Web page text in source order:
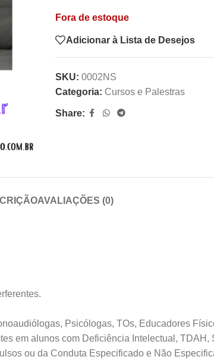
Fora de estoque
Adicionar à Lista de Desejos
SKU: 0002NS
Categoria: Cursos e Palestras
Share:
AVALIAÇÕES (0)
Psicólogas, TOs, Educadores
em alunos com Deficiência Intelectual, TDAH,
ou da Conduta Especificado e Não